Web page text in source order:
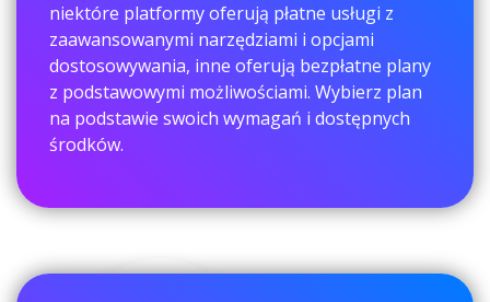
niektóre platformy oferują płatne usługi z
zaawansowanymi narzędziami i opcjami
dostosowywania, inne oferują bezpłatne plany
z podstawowymi możliwościami. Wybierz plan
na podstawie swoich wymagań i dostępnych
środków.